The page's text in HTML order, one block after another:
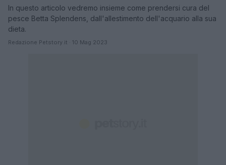
In questo articolo vedremo insieme come prendersi cura del
pesce Betta Splendens, dall'allestimento dell'acquario alla sua
dieta.
Redazione Petstory.it · 10 Mag 2023